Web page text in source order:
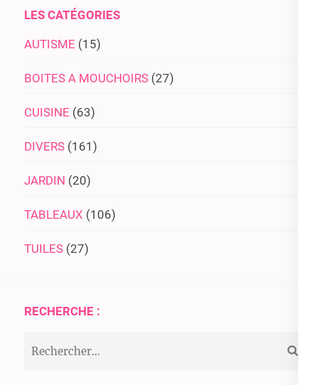
LES CATÉGORIES
AUTISME (15)
BOITES A MOUCHOIRS (27)
CUISINE (63)
DIVERS (161)
JARDIN (20)
TABLEAUX (106)
TUILES (27)
RECHERCHE :